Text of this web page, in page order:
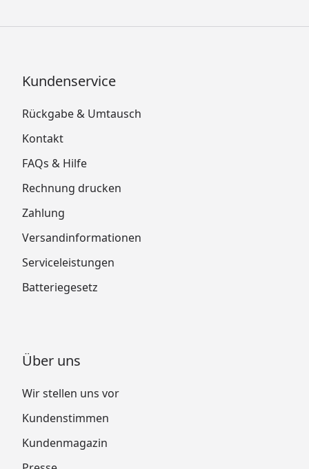
Kundenservice
Rückgabe & Umtausch
Kontakt
FAQs & Hilfe
Rechnung drucken
Zahlung
Versandinformationen
Serviceleistungen
Batteriegesetz
Über uns
Wir stellen uns vor
Kundenstimmen
Kundenmagazin